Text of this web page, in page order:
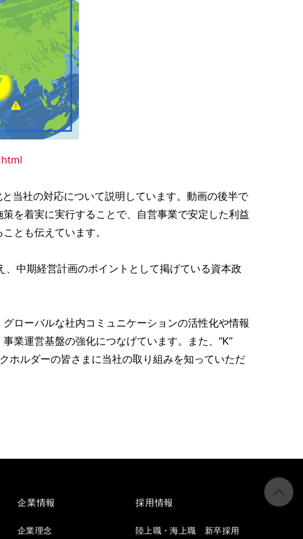
当社の対応について説明しています。動画の後半で
を着実に実行することで、自営事業で安定した利益
とも伝えています。
中期経営計画のポイントとして掲げている資本政
ローバルな社内コミュニケーションの活性化や情報
業運営基盤の強化につなげています。また、“K”
ホルダーの皆さまに当社の取り組みを知っていただ
企業情報
企業理念
採用情報
陸上職・海上職 新卒採用